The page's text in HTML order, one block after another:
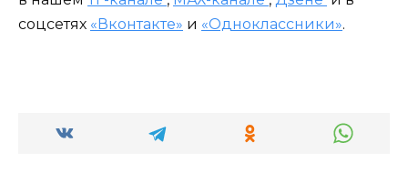
соцсетях «Вконтакте» и «Одноклассники».